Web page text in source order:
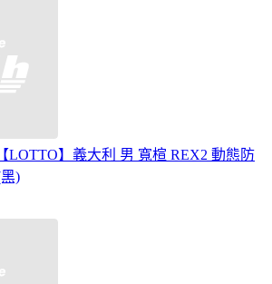
LOTTO】義大利 男 寬楦 REX2 動態防
)